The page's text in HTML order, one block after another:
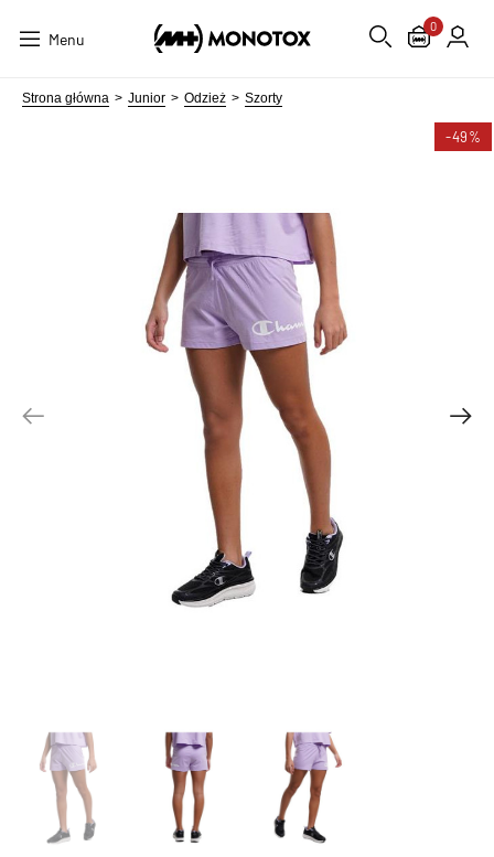
Menu
0
Strona główna Junior Odzież Szorty
-49%